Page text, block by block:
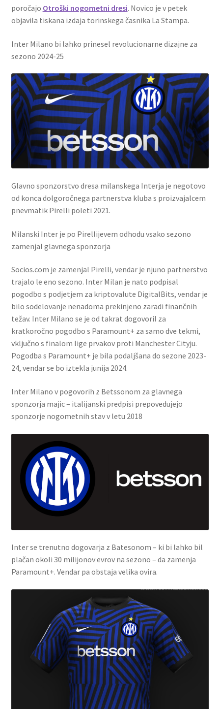
poročajo Otroški nogometni dresi. Novico je v petek
objavila tiskana izdaja torinskega časnika La Stampa.
Inter Milano bi lahko prinesel revolucionarne dizajne za
sezono 2024-25
Glavno sponzorstvo dresa milanskega Interja je negotovo
od konca dolgoročnega partnerstva kluba s proizvajalcem
pnevmatik Pirelli poleti 2021.
Milanski Inter je po Pirellijevem odhodu vsako sezono
zamenjal glavnega sponzorja
Socios.com je zamenjal Pirelli, vendar je njuno partnerstvo
trajalo le eno sezono. Inter Milan je nato podpisal
pogodbo s podjetjem za kriptovalute DigitalBits, vendar je
bilo sodelovanje nenadoma prekinjeno zaradi finančnih
težav. Inter Milano se je od takrat dogovoril za
kratkoročno pogodbo s Paramount+ za samo dve tekmi,
vključno s finalom lige prvakov proti Manchester Cityju.
Pogodba s Paramount+ je bila podaljšana do sezone 2023-
24, vendar se bo iztekla junija 2024.
Inter Milano v pogovorih z Betssonom za glavnega
sponzorja majic – italijanski predpisi prepovedujejo
sponzorje nogometnih stav v letu 2018
Inter se trenutno dogovarja z Batesonom – ki bi lahko bil
plačan okoli 30 milijonov evrov na sezono – da zamenja
Paramount+. Vendar pa obstaja velika ovira.